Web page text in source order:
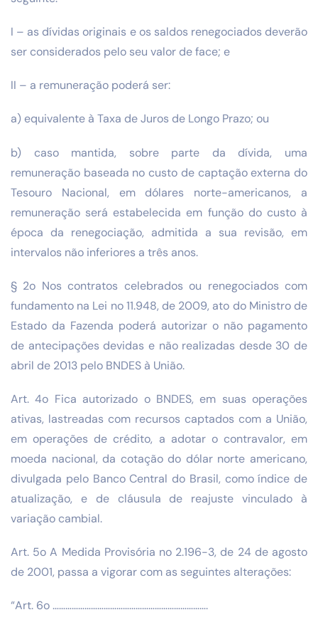
I – as dívidas originais e os saldos renegociados deverão
ser considerados pelo seu valor de face; e
II – a remuneração poderá ser:
a) equivalente à Taxa de Juros de Longo Prazo; ou
b) caso mantida, sobre parte da dívida, uma
remuneração baseada no custo de captação externa do
Tesouro Nacional, em dólares norte-americanos, a
remuneração será estabelecida em função do custo à
época da renegociação, admitida a sua revisão, em
intervalos não inferiores a três anos.
§ 2o Nos contratos celebrados ou renegociados com
fundamento na Lei no 11.948, de 2009, ato do Ministro de
Estado da Fazenda poderá autorizar o não pagamento
de antecipações devidas e não realizadas desde 30 de
abril de 2013 pelo BNDES à União.
Art. 4o Fica autorizado o BNDES, em suas operações
ativas, lastreadas com recursos captados com a União,
em operações de crédito, a adotar o contravalor, em
moeda nacional, da cotação do dólar norte americano,
divulgada pelo Banco Central do Brasil, como índice de
atualização, e de cláusula de reajuste vinculado à
variação cambial.
Art. 5o A Medida Provisória no 2.196-3, de 24 de agosto
de 2001, passa a vigorar com as seguintes alterações:
“Art. 6o ……………………………………………………………….